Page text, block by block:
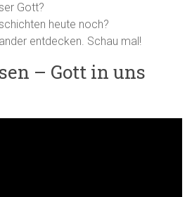
Gott?
heute noch?
entdecken. Schau mal!
– Gott in uns